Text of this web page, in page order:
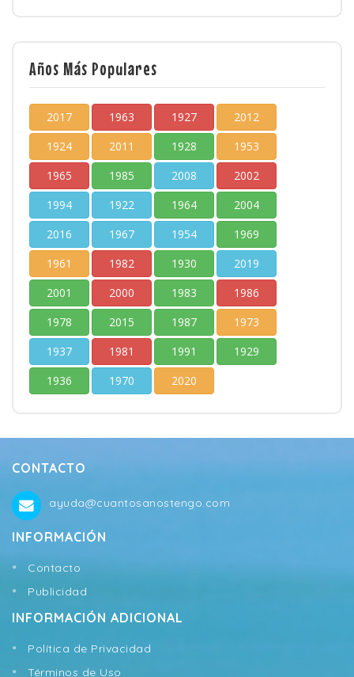
Años Más Populares
2017 1963 1927
2012
1924
2011 1928
1953
1965
1985 2008
2002
1994
1922 1964
2004
2016
1967 1954
1969
1961
1982 1930
2019
2001
2000 1983
1986
1978
2015 1987
1973
1937
1981 1991
1929
1936
1970 2020
CONTACTO
ayuda@cuantosanostengo.com
INFORMACIÓN
Contacto
Publicidad
INFORMACIÓN ADICIONAL
Política de Privacidad
Términos de Uso